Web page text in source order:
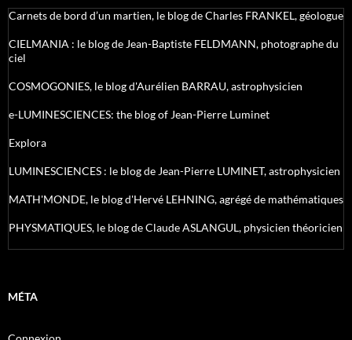
Carnets de bord d’un martien, le blog de Charles FRANKEL, géologue
CIELMANIA : le blog de Jean-Baptiste FELDMANN, photographe du
ciel
COSMOGONIES, le blog d'Aurélien BARRAU, astrophysicien
e-LUMINESCIENCES: the blog of Jean-Pierre Luminet
Explora
LUMINESCIENCES : le blog de Jean-Pierre LUMINET, astrophysicien
MATH'MONDE, le blog d'Hervé LEHNING, agrégé de mathématiques
PHYSMATIQUES, le blog de Claude ASLANGUL, physicien théoricien
MÉTA